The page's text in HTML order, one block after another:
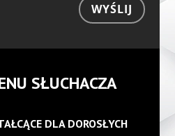
WYŚLIJ
SŁUCHACZA
DLA DOROSŁYCH